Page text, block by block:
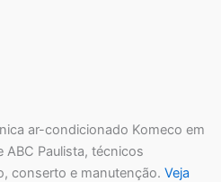
ar-condicionado Komeco em
ABC Paulista, técnicos
conserto e manutenção. Veja